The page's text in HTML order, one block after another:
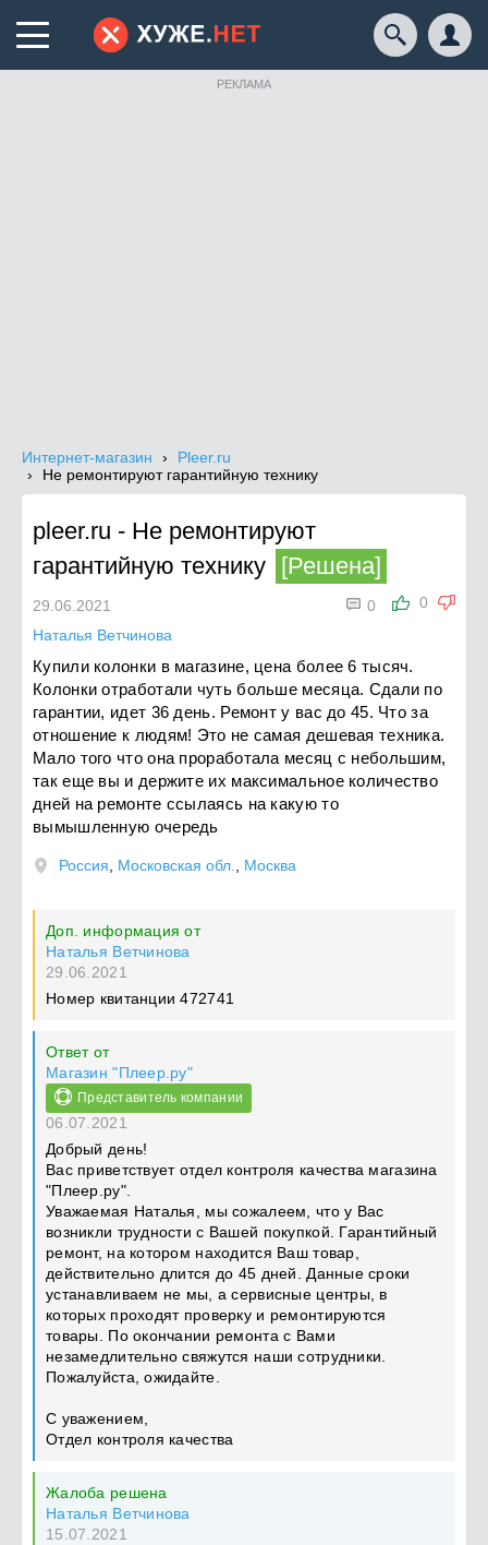
РЕКЛАМА
Интернет-магазин
Pleer.ru
Не ремонтируют гарантийную технику
pleer.ru - Не ремонтируют
гарантийную технику [Решена]
0
 0
29.06.2021
Наталья Ветчинова
Купили колонки в магазине, цена более 6 тысяч.
Колонки отработали чуть больше месяца. Сдали по
гарантии, идет 36 день. Ремонт у вас до 45. Что за
отношение к людям! Это не самая дешевая техника.
Мало того что она проработала месяц с небольшим,
так еще вы и держите их максимальное количество
дней на ремонте ссылаясь на какую то
вымышленную очередь
Россия Московская обл. Москва
Доп. информация от
Наталья Ветчинова
29.06.2021
Номер квитанции 472741
Ответ от
Магазин "Плеер.ру"
Представитель компании
06.07.2021
Добрый день!
Вас приветствует отдел контроля качества магазина
"Плеер.ру".
Уважаемая Наталья, мы сожалеем, что у Вас
возникли трудности с Вашей покупкой. Гарантийный
ремонт, на котором находится Ваш товар,
действительно длится до 45 дней. Данные сроки
устанавливаем не мы, а сервисные центры, в
которых проходят проверку и ремонтируются
товары. По окончании ремонта с Вами
незамедлительно свяжутся наши сотрудники.
Пожалуйста, ожидайте.
С уважением,
Отдел контроля качества
Жалоба решена
Наталья Ветчинова
15.07.2021